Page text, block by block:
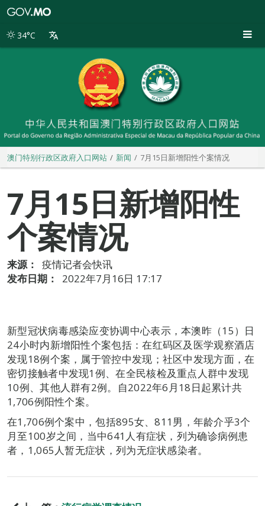
别
34°C
澳门特别行政区政府入口网站 新闻 7月15日新增阳性个案情况
7月15日新增阳性
个案情况
来源：
疫情记者会快讯
发布日期：
2022年7月16日 17:17
新型冠状病毒感染应变协调中心表示，本澳昨（15）日
24小时内新增阳性个案包括：在红码区及医学观察酒店
发现18例个案，属于管控中发现；社区中发现方面，在
密切接触者中发现1例、在全民核检及重点人群中发现
10例、其他人群有2例。自2022年6月18日起累计共
1,706例阳性个案。
在1,706例个案中，包括895女、811男，年龄介乎3个
月至100岁之间，当中641人有症状，列为确诊病例患
者，1,065人暂无症状，列为无症状感染者。